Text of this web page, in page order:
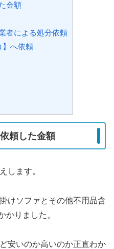
金額
者による処分依頼
】へ依頼
頼した金額
します。
けソファとその他不用品含
かりました。
安いのか高いのか正直わか